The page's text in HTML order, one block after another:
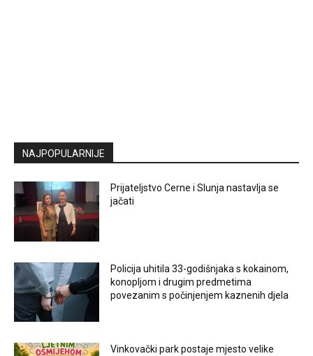
NAJPOPULARNIJE
Prijateljstvo Cerne i Slunja nastavlja se
jačati
Policija uhitila 33-godišnjaka s kokainom,
konopljom i drugim predmetima
povezanim s počinjenjem kaznenih djela
Vinkovački park postaje mjesto velike